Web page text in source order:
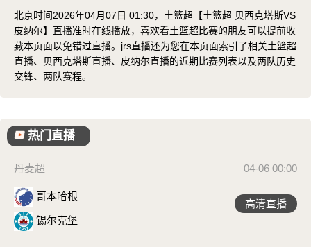
北京时间2026年04月07日 01:30，土篮超【土篮超 贝西克塔斯VS
皮纳尔】直播准时在线播放，喜欢看土篮超比赛的朋友可以提前收
藏本页面以免错过直播。jrs直播还为您在本页面索引了相关土篮超
直播、贝西克塔斯直播、皮纳尔直播的近期比赛列表以及两队历史
交锋、两队赛程。
热门直播
丹麦超 04-06 00:00
哥本哈根
锡尔克堡
高清直播